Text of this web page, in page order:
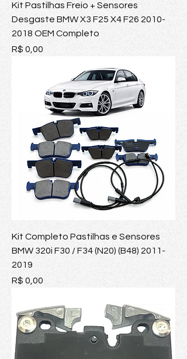
Kit Pastilhas Freio + Sensores
Desgaste BMW X3 F25 X4 F26 2010-
2018 OEM Completo
Preço
R$ 0,00
Kit Completo Pastilhas e Sensores
BMW 320i F30 / F34 (N20) (B48) 2011-
2019
Preço
R$ 0,00